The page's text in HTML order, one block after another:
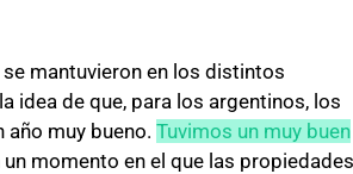
mantuvieron en los distintos
idea de que, para los argentinos, los
muy bueno. Tuvimos un muy buen
momento en el que las propiedades